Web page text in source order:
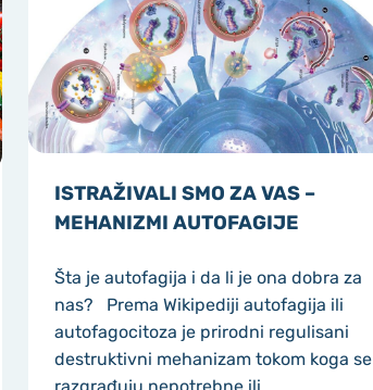
ISTRAŽIVALI SMO ZA VAS –
MEHANIZMI AUTOFAGIJE
Šta je autofagija i da li je ona dobra za
nas? Prema Wikipediji autofagija ili
autofagocitoza je prirodni regulisani
destruktivni mehanizam tokom koga se
razgrađuju nepotrebne ili